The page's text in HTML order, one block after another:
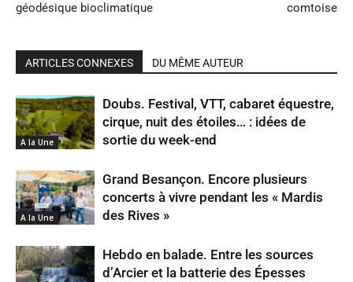
géodésique bioclimatique
comtoise
ARTICLES CONNEXES DU MÊME AUTEUR
A la Une
Doubs. Festival, VTT, cabaret équestre,
cirque, nuit des étoiles… : idées de
sortie du week-end
A la Une
Grand Besançon. Encore plusieurs
concerts à vivre pendant les « Mardis
des Rives »
Hebdo en balade. Entre les sources
d’Arcier et la batterie des Épesses